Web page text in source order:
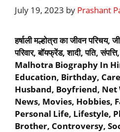
July 19, 2023 by Prashant
हर्षाली मल्होत्रा का जीवन परिचय,
परिवार, बॉयफ्रेंड, शादी, पति,
Malhotra Biography In
Education, Birthday,
Husband, Boyfriend, Net
News, Movies, Hobbies,
Personal Life, Lifestyle,
Brother, Controversy,